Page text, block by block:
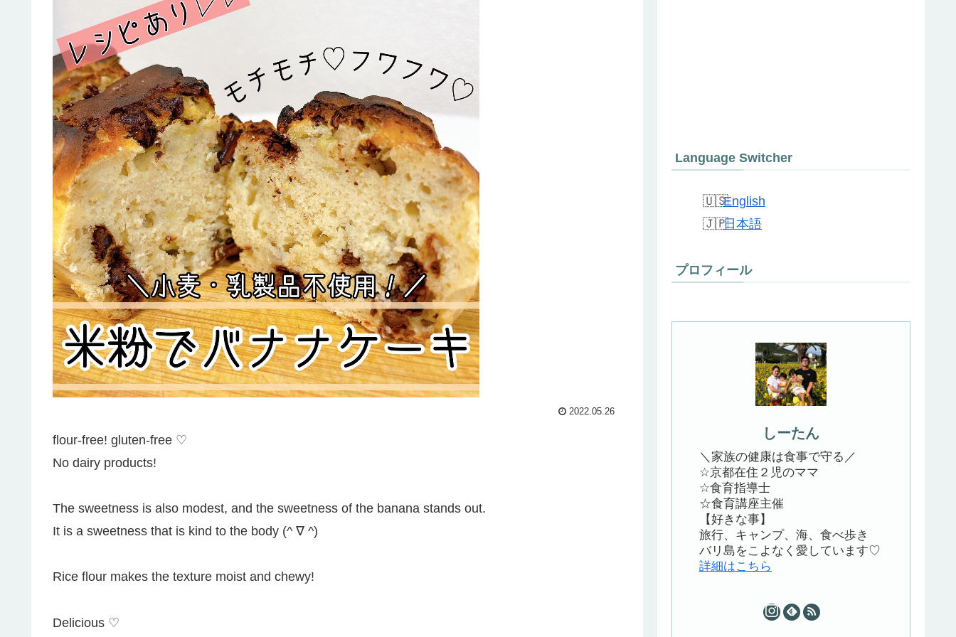
2022.05.26
flour-free! gluten-free ♡
No dairy products!
The sweetness is also modest, and the sweetness of the banana stands out.
It is a sweetness that is kind to the body (^ ∇ ^)
Rice flour makes the texture moist and chewy!
Delicious ♡
Language Switcher
English
日本語
プロフィール
しーたん
＼家族の健康は食事で守る／
☆京都在住２児のママ
☆食育指導士
☆食育講座主催
【好きな事】
旅行、キャンプ、海、食べ歩き
バリ島をこよなく愛しています♡
詳細はこちら